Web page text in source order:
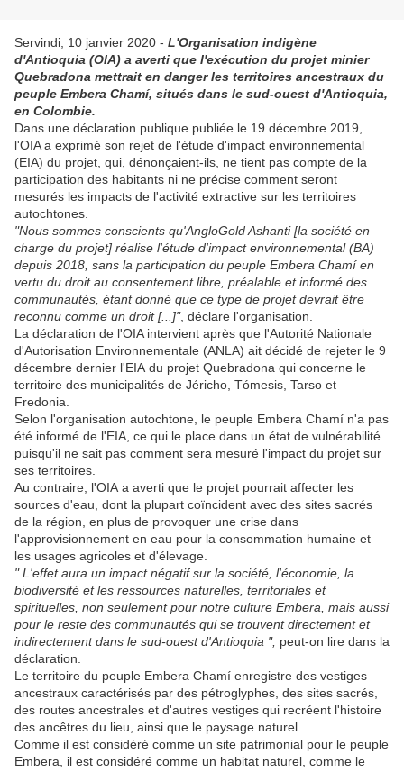
Servindi, 10 janvier 2020 - L'Organisation indigène
d'Antioquia (OIA) a averti que l'exécution du projet minier
Quebradona mettrait en danger les territoires ancestraux du
peuple Embera Chamí, situés dans le sud-ouest d'Antioquia,
en Colombie.
Dans une déclaration publique publiée le 19 décembre 2019,
l'OIA a exprimé son rejet de l'étude d'impact environnemental
(EIA) du projet, qui, dénonçaient-ils, ne tient pas compte de la
participation des habitants ni ne précise comment seront
mesurés les impacts de l'activité extractive sur les territoires
autochtones.
"Nous sommes conscients qu'AngloGold Ashanti [la société en
charge du projet] réalise l'étude d'impact environnemental (BA)
depuis 2018, sans la participation du peuple Embera Chamí en
vertu du droit au consentement libre, préalable et informé des
communautés, étant donné que ce type de projet devrait être
reconnu comme un droit [...]", déclare l'organisation.
La déclaration de l'OIA intervient après que l'Autorité Nationale
d'Autorisation Environnementale (ANLA) ait décidé de rejeter le 9
décembre dernier l'EIA du projet Quebradona qui concerne le
territoire des municipalités de Jéricho, Tómesis, Tarso et
Fredonia.
Selon l'organisation autochtone, le peuple Embera Chamí n'a pas
été informé de l'EIA, ce qui le place dans un état de vulnérabilité
puisqu'il ne sait pas comment sera mesuré l'impact du projet sur
ses territoires.
Au contraire, l'OIA a averti que le projet pourrait affecter les
sources d'eau, dont la plupart coïncident avec des sites sacrés
de la région, en plus de provoquer une crise dans
l'approvisionnement en eau pour la consommation humaine et
les usages agricoles et d'élevage.
" L'effet aura un impact négatif sur la société, l'économie, la
biodiversité et les ressources naturelles, territoriales et
spirituelles, non seulement pour notre culture Embera, mais aussi
pour le reste des communautés qui se trouvent directement et
indirectement dans le sud-ouest d'Antioquia ", peut-on lire dans la
déclaration.
Le territoire du peuple Embera Chamí enregistre des vestiges
ancestraux caractérisés par des pétroglyphes, des sites sacrés,
des routes ancestrales et d'autres vestiges qui recréent l'histoire
des ancêtres du lieu, ainsi que le paysage naturel.
Comme il est considéré comme un site patrimonial pour le peuple
Embera, il est considéré comme un habitat naturel, comme le